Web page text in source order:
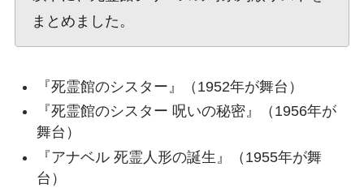
まとめました。
『死霊館のシスター』（1952年が舞台）
『死霊館のシスター 呪いの秘密』（1956年が
舞台）
『アナベル 死霊人形の誕生』（1955年が舞
台）